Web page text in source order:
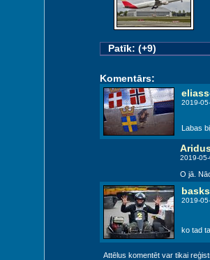
Patīk: (+9)
Komentārs:
2019-
Labas
2019-
O jā.
basks
2019-
ko tad
Attēlus komentēt var tikai